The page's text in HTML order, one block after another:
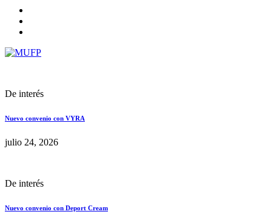
De interés
Nuevo convenio con VYRA
julio 24, 2026
De interés
Nuevo convenio con Deport Cream